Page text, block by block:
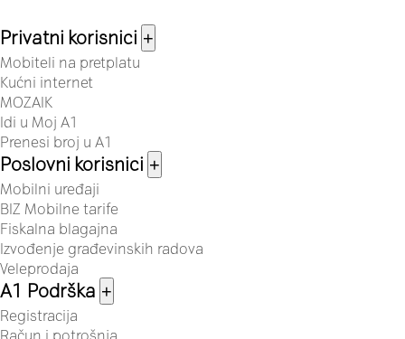
Privatni korisnici +
Mobiteli na pretplatu
Kućni internet
MOZAIK
Idi u Moj A1
Prenesi broj u A1
Poslovni korisnici +
Mobilni uređaji
BIZ Mobilne tarife
Fiskalna blagajna
Izvođenje građevinskih radova
Veleprodaja
A1 Podrška +
Registracija
Račun i potrošnja